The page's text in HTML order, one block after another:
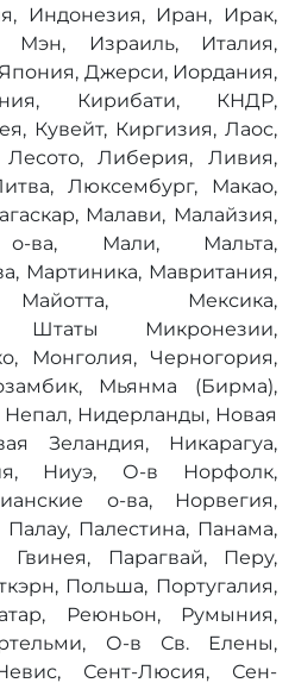
Индонезия, Иран, Ирак,
Мэн, Израиль, Италия,
Джерси, Иордания,
Кирибати, КНДР,
Кувейт, Киргизия, Лаос,
Либерия, Ливия,
Люксембург, Макао,
Малави, Малайзия,
о-ва, Мали, Мальта,
Мартиника, Мавритания,
Мексика,
Штаты Микронезии,
Монголия, Черногория,
Мьянма (Бирма),
Нидерланды, Новая
Зеландия, Никарагуа,
Ниуэ, О-в Норфолк,
о-ва, Норвегия,
Палестина, Панама,
Парагвай, Перу,
Польша, Португалия,
Реюньон, Румыния,
О-в Св. Елены,
Сент-Люсия, Сен-